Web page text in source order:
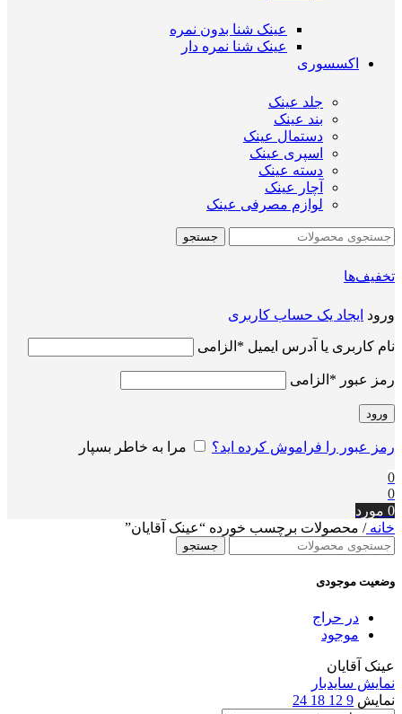
عینک شنا بدون نمره
عینک شنا نمره دار
اکسسوری
جلد عینک
بند عینک
دستمال عینک
اسپری عینک
دسته عینک
آچار عینک
لوازم مصرفی عینک
جستجو
تخفیف‌ها
ورود ایجاد یک حساب کاربری
نام کاربری یا آدرس ایمیل * الزامی
رمز عبور * الزامی
ورود
رمز عبور را فراموش کرده اید؟
مرا به خاطر بسپار
0
0
0 مورد
خانه/ محصولات برچسب خورده “عینک آقایان”
جستجو
وضعیت موجودی
در حراج
موجود
عینک آقایان
نمایش سایدبار
نمایش 9
12
18
24